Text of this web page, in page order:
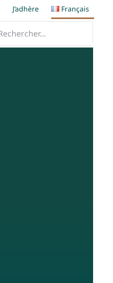
J’adhère
Français